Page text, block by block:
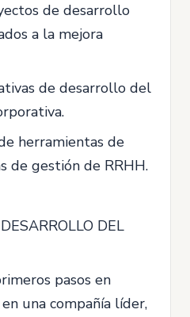
de desarrollo
a la mejora
de desarrollo del
herramientas de
de gestión de RRHH.
DEL
pasos en
una compañía líder,